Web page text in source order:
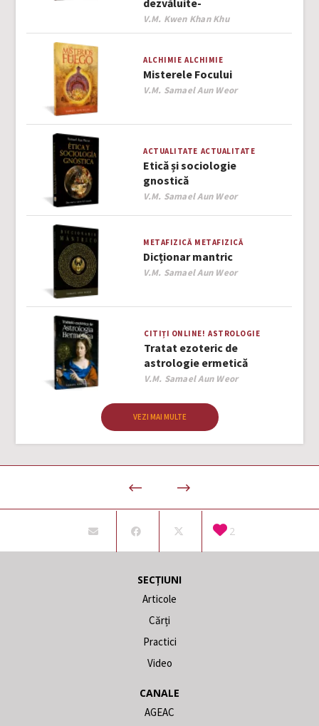
dezvăluite-
Author
V.M. Kwen Khan Khu
ALCHIMIE ALCHIMIE
Misterele Focului
Author
V.M. Samael Aun Weor
ACTUALITATE ACTUALITATE
Etică și sociologie
gnostică
Author
V.M. Samael Aun Weor
METAFIZICĂ METAFIZICĂ
Dicționar mantric
Author
V.M. Samael Aun Weor
CITIȚI ONLINE! ASTROLOGIE
Tratat ezoteric de
astrologie ermetică
Author
V.M. Samael Aun Weor
VEZI MAI MULTE
2
SECȚIUNI
Articole
Cărți
Practici
Video
CANALE
AGEAC